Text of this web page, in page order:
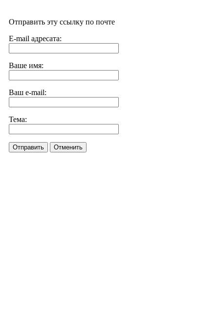
Отправить эту ссылку по почте
E-mail адресата:
Ваше имя:
Ваш e-mail:
Тема:
Отправить Отменить